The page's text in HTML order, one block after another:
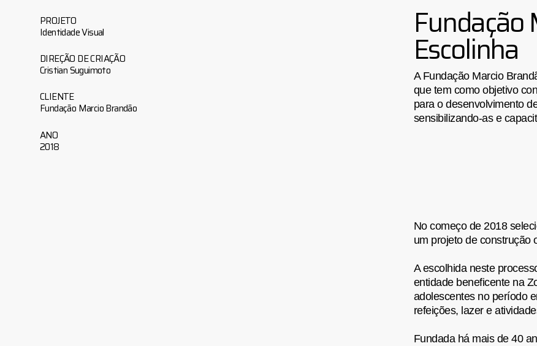
PROJETO
Identidade Visual
DIREÇÃO DE CRIAÇÃO
Cristian Suguimoto
CLIENTE
Fundação Marcio Brandão
ANO
2018
Fundação
Escolinha
A Fundação Marcio
que tem como objetivo
para o desenvolvimento
sensibilizando-as e
No começo de 2018
um projeto de construção
A escolhida neste
entidade beneficente na
adolescentes no período
refeições, lazer e
Fundada há mais de 40